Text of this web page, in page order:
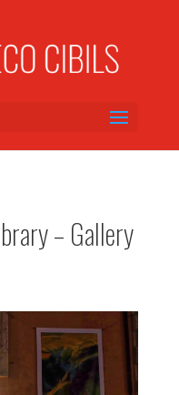
– Gallery